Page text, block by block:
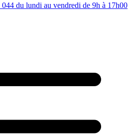
du lundi au vendredi de 9h à 17h00